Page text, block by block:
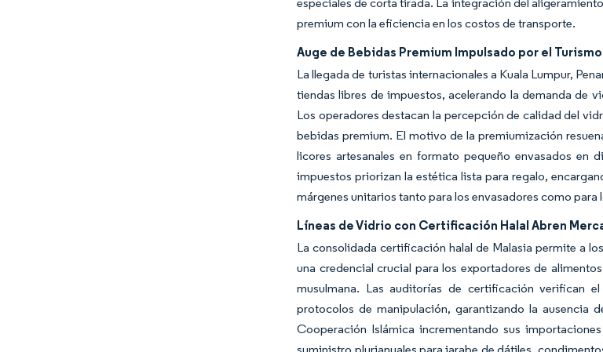
premium con la eficiencia en los costos de transporte.
Auge de Bebidas Premium Impulsado por el Turismo
La llegada de turistas internacionales a Kuala Lumpur,
tiendas libres de impuestos, acelerando la demanda de
Los operadores destacan la percepción de calidad del
bebidas premium. El motivo de la premiumización
licores artesanales en formato pequeño envasados en
impuestos priorizan la estética lista para regalo,
márgenes unitarios tanto para los envasadores como para
Líneas de Vidrio con Certificación Halal Abren
La consolidada certificación halal de Malasia permite a
una credencial crucial para los exportadores de
musulmana. Las auditorías de certificación verifican
protocolos de manipulación, garantizando la ausencia
Cooperación Islámica incrementando sus